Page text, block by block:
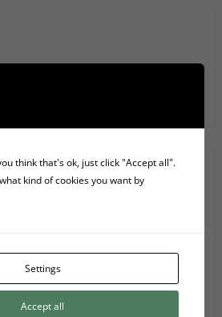
Al Núvol
think that's ok, just click "Accept all".
kind of cookies you want by
Settings
Accept all